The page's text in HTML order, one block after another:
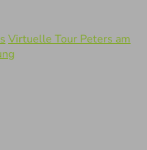
Virtuelle Tour Peters am